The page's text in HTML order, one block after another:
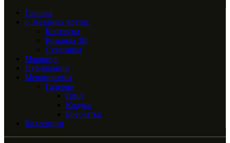
Главная
о Звездных вратах
Контакты
Команда ЗВ
Сувениры
Маршрут
Публикации
Мероприятия
Галерии
Грид
Кладка
Брусчатка
Коллекции